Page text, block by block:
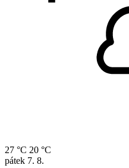
27 °C 20 °C
pátek 7. 8.